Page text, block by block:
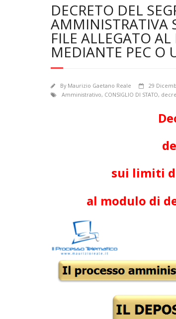
DECRETO DEL
AMMINISTRATIVA
FILE ALLEGATO
MEDIANTE PEC O
By Maurizio Gaetano Reale 29
Amministrativo, CONSIGLIO DI STATO,
sui limiti
al modulo di